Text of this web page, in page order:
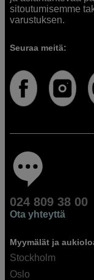
sitoutumisemme
varustuksen.
Seuraa meitä:
024 809 38 00
Ota yhteyttä
Myymälät ja
Stockholm
Oslo